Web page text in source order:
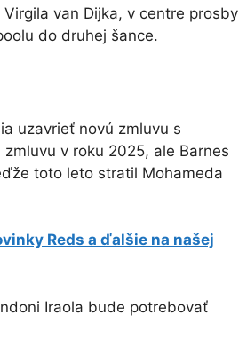
van Dijka, v centre prosby
do druhej šance.
uzavrieť novú zmluvu s
v roku 2025, ale Barnes
toto leto stratil Mohameda
Reds a ďalšie na našej
Iraola bude potrebovať